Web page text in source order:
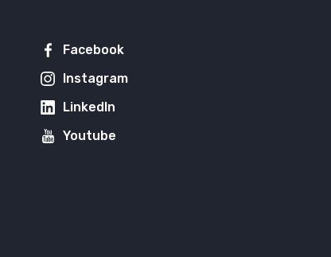
Facebook
Instagram
LinkedIn
Youtube